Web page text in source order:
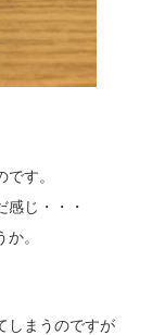
す。
感じ・・・
。
しまうのですが